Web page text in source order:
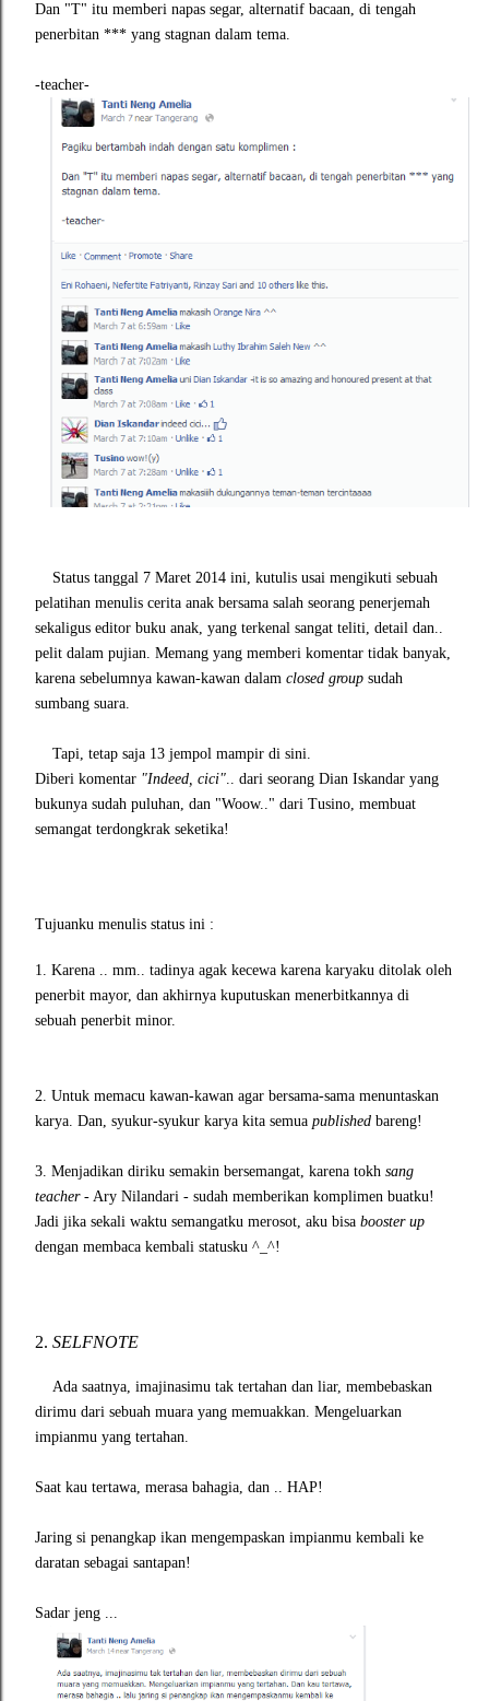
Dan "T" itu memberi napas segar, alternatif bacaan, di tengah
penerbitan *** yang stagnan dalam tema.
-teacher-
Status tanggal 7 Maret 2014 ini, kutulis usai mengikuti sebuah
pelatihan menulis cerita anak bersama salah seorang penerjemah
sekaligus editor buku anak, yang terkenal sangat teliti, detail dan..
pelit dalam pujian. Memang yang memberi komentar tidak banyak,
karena sebelumnya kawan-kawan dalam closed group sudah
sumbang suara.
Tapi, tetap saja 13 jempol mampir di sini.
Diberi komentar "Indeed, cici" .. dari seorang Dian Iskandar yang
bukunya sudah puluhan, dan "Woow.." dari Tusino, membuat
semangat terdongkrak seketika!
Tujuanku menulis status ini :
1. Karena .. mm.. tadinya agak kecewa karena karyaku ditolak oleh
penerbit mayor, dan akhirnya kuputuskan menerbitkannya di
sebuah penerbit minor.
2. Untuk memacu kawan-kawan agar bersama-sama menuntaskan
karya. Dan, syukur-syukur karya kita semua published bareng!
3. Menjadikan diriku semakin bersemangat, karena tokh sang
teacher- Ary Nilandari - sudah memberikan komplimen buatku!
Jadi jika sekali waktu semangatku merosot, aku bisa booster up
dengan membaca kembali statusku ^_^!
2. SELFNOTE
Ada saatnya, imajinasimu tak tertahan dan liar, membebaskan
dirimu dari sebuah muara yang memuakkan. Mengeluarkan
impianmu yang tertahan.
Saat kau tertawa, merasa bahagia, dan .. HAP!
Jaring si penangkap ikan mengempaskan impianmu kembali ke
daratan sebagai santapan!
Sadar jeng ...